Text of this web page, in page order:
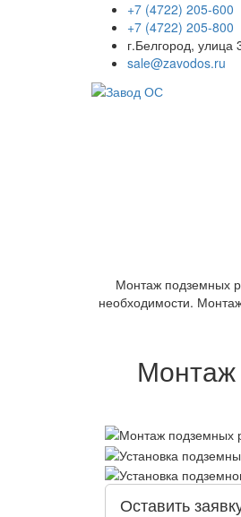
+7 (4722) 205-600
+7 (4722) 205-800
г.Белгород,
sale@zavodos.ru
Монтаж подземных
необходимости.
Монтаж
Оставить